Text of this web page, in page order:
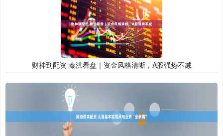
财神到配资 秦洪看盘｜资金风格清晰，A股强势不减